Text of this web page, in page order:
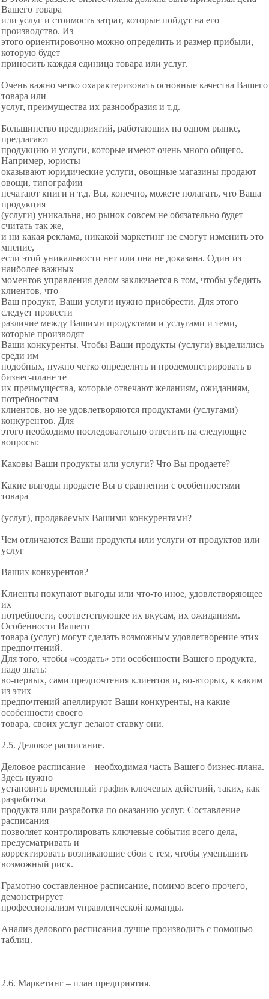
Вашего товара
или услуг и стоимость затрат, которые пойдут на его
производство. Из
этого ориентировочно можно определить и размер прибыли,
которую будет
приносить каждая единица товара или услуг.
Очень важно четко охарактеризовать основные качества Вашего
товара или
услуг, преимущества их разнообразия и т.д.
Большинство предприятий, работающих на одном рынке,
предлагают
продукцию и услуги, которые имеют очень много общего.
Например, юристы
оказывают юридические услуги, овощные магазины продают
овощи, типографии
печатают книги и т.д. Вы, конечно, можете полагать, что Ваша
продукция
(услуги) уникальна, но рынок совсем не обязательно будет
считать так же,
и ни какая реклама, никакой маркетинг не смогут изменить это
мнение,
если этой уникальности нет или она не доказана. Один из
наиболее важных
моментов управления делом заключается в том, чтобы убедить
клиентов, что
Ваш продукт, Ваши услуги нужно приобрести. Для этого
следует провести
различие между Вашими продуктами и услугами и теми,
которые производят
Ваши конкуренты. Чтобы Ваши продукты (услуги) выделились
среди им
подобных, нужно четко определить и продемонстрировать в
бизнес-плане те
их преимущества, которые отвечают желаниям, ожиданиям,
потребностям
клиентов, но не удовлетворяются продуктами (услугами)
конкурентов. Для
этого необходимо последовательно ответить на следующие
вопросы:
Каковы Ваши продукты или услуги? Что Вы продаете?
Какие выгоды продаете Вы в сравнении с особенностями
товара
(услуг), продаваемых Вашими конкурентами?
Чем отличаются Ваши продукты или услуги от продуктов или
услуг
Ваших конкурентов?
Клиенты покупают выгоды или что-то иное, удовлетворяющее
их
потребности, соответствующее их вкусам, их ожиданиям.
Особенности Вашего
товара (услуг) могут сделать возможным удовлетворение этих
предпочтений.
Для того, чтобы «создать» эти особенности Вашего продукта,
надо знать:
во-первых, сами предпочтения клиентов и, во-вторых, к каким
из этих
предпочтений апеллируют Ваши конкуренты, на какие
особенности своего
товара, своих услуг делают ставку они.
2.5. Деловое расписание.
Деловое расписание – необходимая часть Вашего бизнес-плана.
Здесь нужно
установить временный график ключевых действий, таких, как
разработка
продукта или разработка по оказанию услуг. Составление
расписания
позволяет контролировать ключевые события всего дела,
предусматривать и
корректировать возникающие сбои с тем, чтобы уменьшить
возможный риск.
Грамотно составленное расписание, помимо всего прочего,
демонстрирует
профессионализм управленческой команды.
Анализ делового расписания лучше производить с помощью
таблиц.
2.6. Маркетинг – план предприятия.